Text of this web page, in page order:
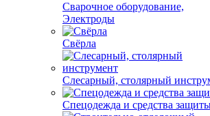
Сварочное оборудование,
Электроды
Свёрла
Слесарный, столярный
Спецодежда и средства